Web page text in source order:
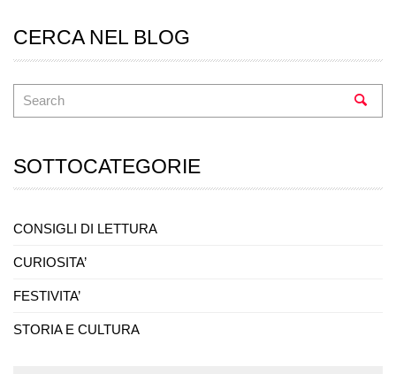
CERCA NEL BLOG
SOTTOCATEGORIE
CONSIGLI DI LETTURA
CURIOSITA’
FESTIVITA’
STORIA E CULTURA